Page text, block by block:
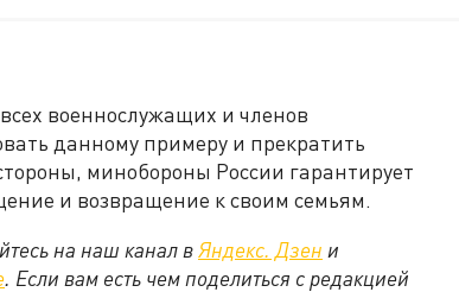
военнослужащих и членов
данному примеру и прекратить
минобороны России гарантирует
и возвращение к своим семьям.
на наш канал вЯндекс. Дзен и
. Если вам есть чем поделиться с редакцией